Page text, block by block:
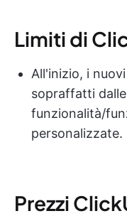
Limiti di
All'inizio, i
sopraffatti
funzionalità/
personalizzate.
Prezzi